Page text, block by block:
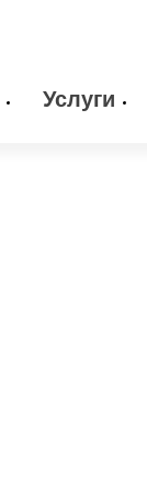
Услуги